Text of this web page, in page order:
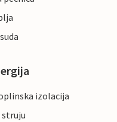
izolacija
struju